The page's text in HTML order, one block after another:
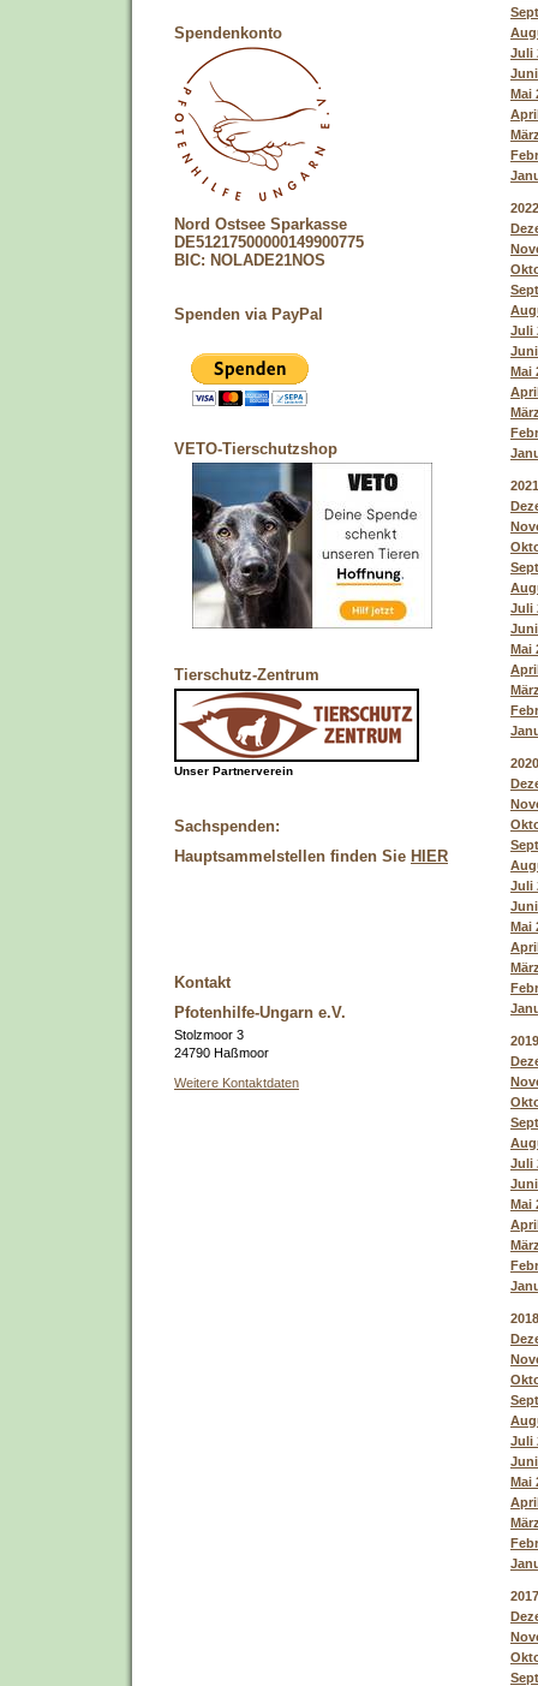
Spendenkonto
Nord Ostsee Sparkasse
DE51217500000149900775
BIC: NOLADE21NOS
Spenden via PayPal
VETO-Tierschutzshop
Tierschutz-Zentrum
Unser Partnerverein
Sachspenden:
Hauptsammelstellen finden Sie HIER
Kontakt
Pfotenhilfe-Ungarn e.V.
Stolzmoor 3
24790 Haßmoor
Weitere Kontaktdaten
Juli
Mai
2022
Juli
Mai
2021
Juli
Mai
2020
Juli
Mai
2019
Juli
Mai
2018
Juli
Mai
2017